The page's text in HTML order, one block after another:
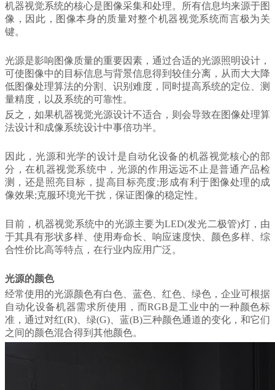
机器视觉系统的核心是图像采集和处理。所有信息均来源于图
像，因此，图像本身的质量对整个机器视觉系统而言极为关
键。
光源是影响图像质量的重要因素，通过合适的光源照明设计，
可使图像中的目标信息与背景信息得到较佳分离，从而大大降
低图像处理算法的分割、识别难度，同时提高系统的定位、测
量精度，以及系统的可靠性。
反之，如果机器视觉光源设计不适合 ，则会导致在图像处理算
法设计和成像系统设计中事倍功半。
因此， 光源和光学的设计是自动化设备的机器视觉核心的部
分 ，在机器视觉系统中，光源的作用远远不止是普通产品检
测，还是照亮目标，提高目标亮度;形成有利于图像处理的成
像效果;克服环境光干扰，保证图像的稳定性。
目前，机器视觉系统中的光源主要为LED(发光二极管)灯，由
于其具有形状多样、使用寿命长、响应速度快、颜色多样、综
合性价比高等特点，在行业内应用广泛。
光源的颜色
经常使用的光源颜色有白色、蓝色、红色、绿色， 企业可根据
自动化设备机器需求所使用，而RGB是工业中的一种颜色标
准，通过对红(R)、绿(G)、蓝(B)三种颜色通道的变化， 和它们
之间的颜色混合得到其他颜色。